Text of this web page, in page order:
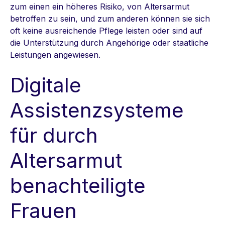
zum einen ein höheres Risiko, von Altersarmut
betroffen zu sein, und zum anderen können sie sich
oft keine ausreichende Pflege leisten oder sind auf
die Unterstützung durch Angehörige oder staatliche
Leistungen angewiesen.
Digitale
Assistenzsysteme
für durch
Altersarmut
benachteiligte
Frauen